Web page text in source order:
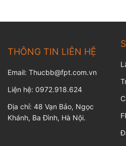
THÔNG TIN LIÊN HỆ
Email: Thucbb@fpt.com.vn
Liện hệ: 0972.918.624
Địa chỉ: 48 Vạn Bảo, Ngọc
Khánh, Ba Đình, Hà Nội.